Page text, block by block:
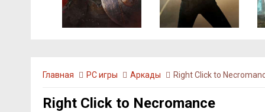
Главная PC игры Аркады Right Click to
Right Click to Necromance